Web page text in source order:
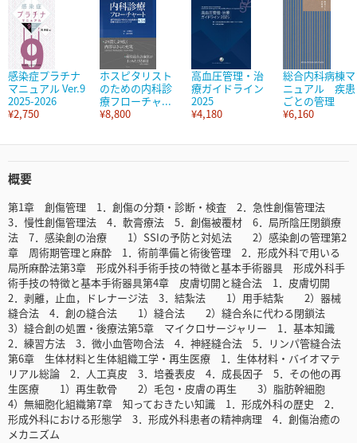
感染症プラチナ
マニュアル Ver.9
2025-2026
¥2,750
ホスピタリスト
のための内科診
療フローチャ...
¥8,800
高血圧管理・治
療ガイドライン
2025
¥4,180
総合内科病棟マ
ニュアル 疾患
ごとの管理
¥6,160
概要
第1章 創傷管理 1．創傷の分類・診断・検査 2．急性創傷管理法
3．慢性創傷管理法 4．軟膏療法 5．創傷被覆材 6．局所陰圧閉鎖療
法 7．感染創の治療 1）SSIの予防と対処法 2）感染創の管理第2
章 周術期管理と麻酔 1．術前準備と術後管理 2．形成外科で用いる
局所麻酔法第3章 形成外科手術手技の特徴と基本手術器具 形成外科手
術手技の特徴と基本手術器具第4章 皮膚切開と縫合法 1．皮膚切開
2．剥離，止血，ドレナージ法 3．結紮法 1）用手結紮 2）器械
縫合法 4．創の縫合法 1）縫合法 2）縫合糸に代わる閉鎖法
3）縫合創の処置・後療法第5章 マイクロサージャリー 1．基本知識
2．練習方法 3．微小血管吻合法 4．神経縫合法 5．リンパ管縫合法
第6章 生体材料と生体組織工学・再生医療 1．生体材料・バイオマテ
リアル総論 2．人工真皮 3．培養表皮 4．成長因子 5．その他の再
生医療 1）再生軟骨 2）毛包・皮膚の再生 3）脂肪幹細胞
4）無細胞化組織第7章 知っておきたい知識 1．形成外科の歴史 2．
形成外科における形態学 3．形成外科患者の精神病理 4．創傷治癒の
メカニズム